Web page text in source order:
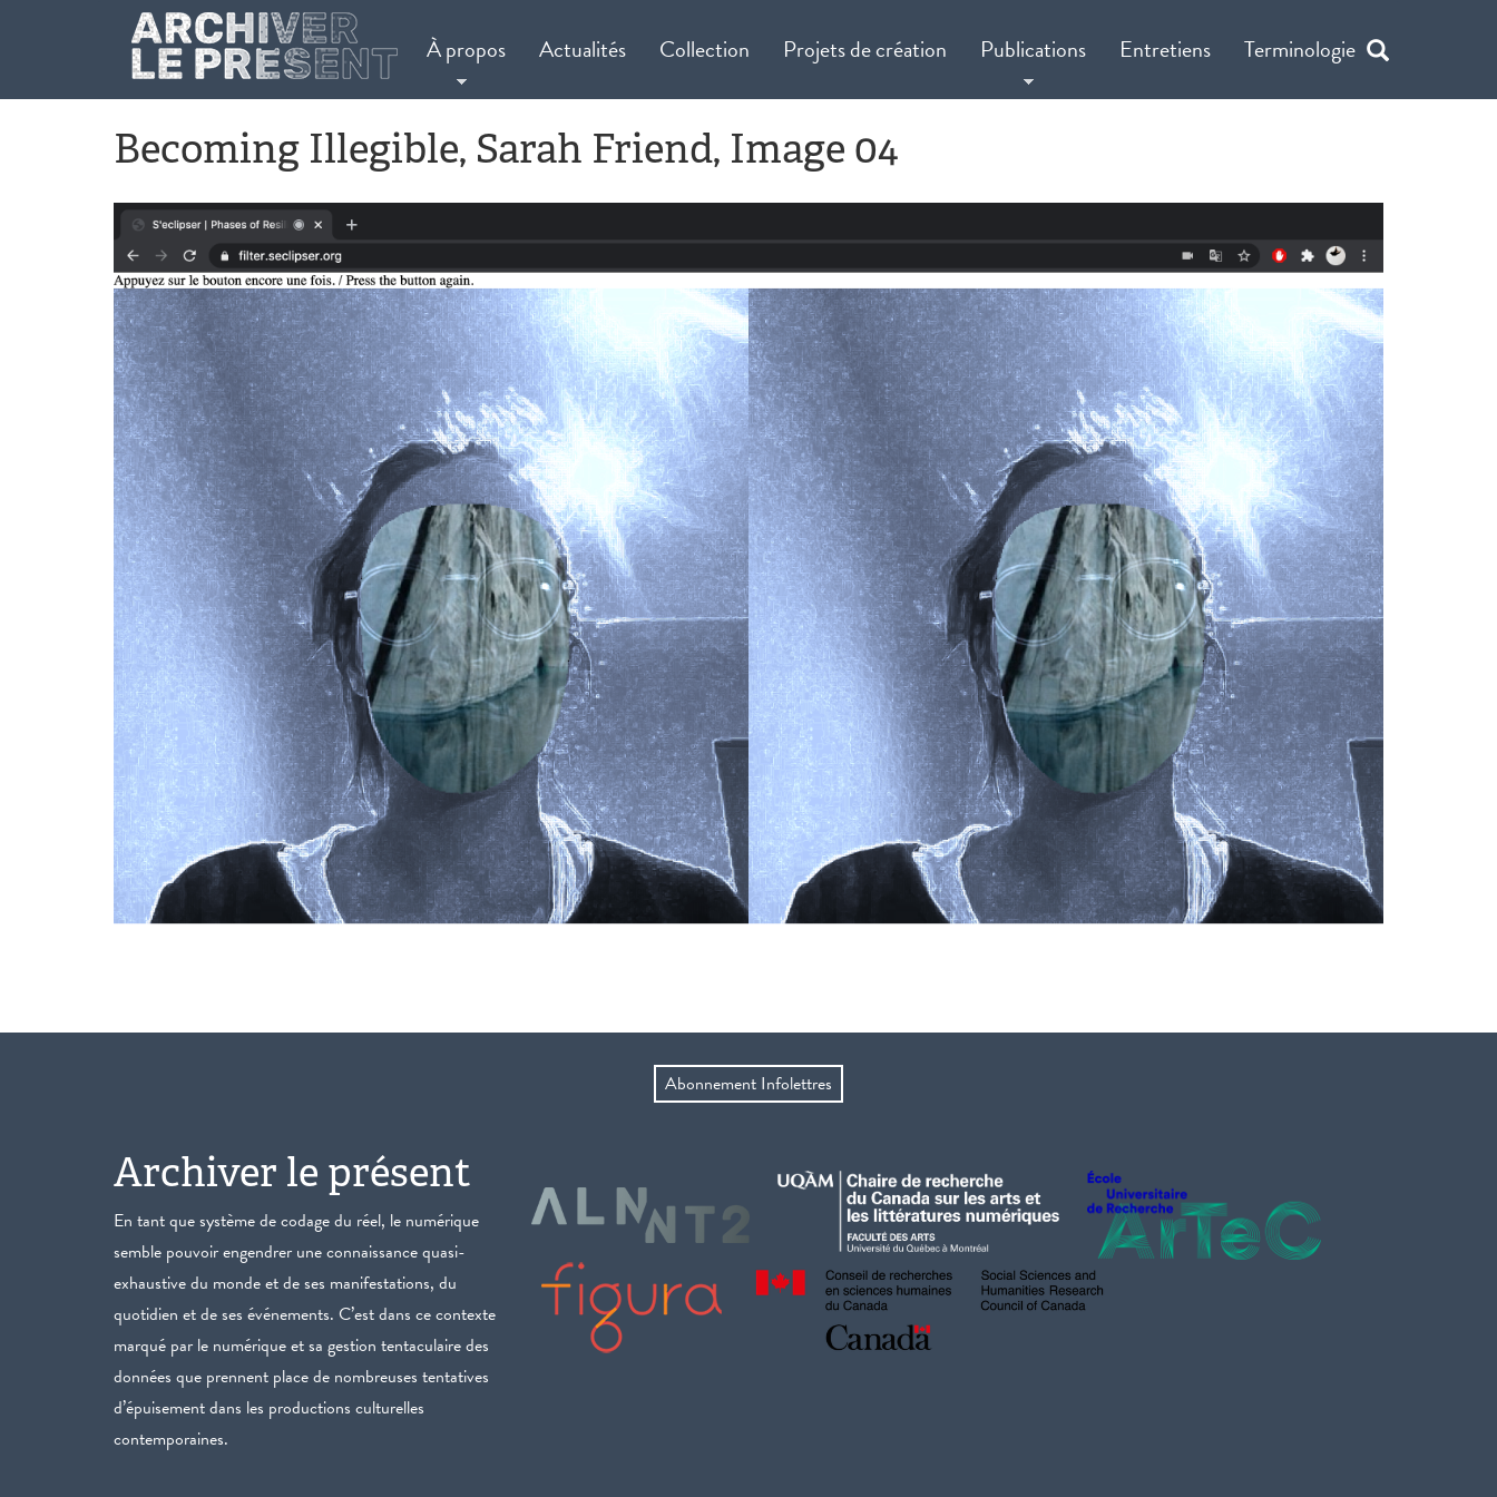
Aller au contenu principal
À propos Actualités Collection Projets de création Publications Entretiens Terminologie
Becoming Illegible, Sarah Friend, Image 04
Abonnement Infolettres
Archiver le présent
En tant que système de codage du réel, le numérique
semble pouvoir engendrer une connaissance quasi-
exhaustive du monde et de ses manifestations, du
quotidien et de ses événements. C’est dans ce contexte
marqué par le numérique et sa gestion tentaculaire des
données que prennent place de nombreuses tentatives
d’épuisement dans les productions culturelles
contemporaines.